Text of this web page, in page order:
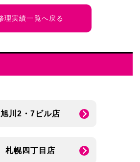
理実績一覧へ戻る
旭川2・7ビル店
札幌四丁目店